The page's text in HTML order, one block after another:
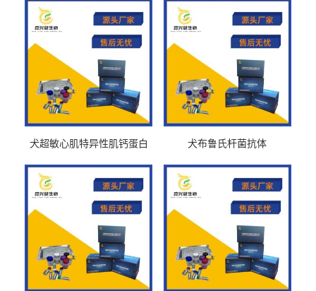
犬超敏心肌特异性肌钙蛋白
犬布鲁氏杆菌抗体